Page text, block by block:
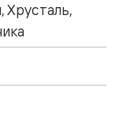
Хрусталь,